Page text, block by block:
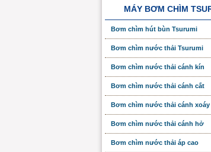
MÁY BƠM CHÌM
Bơm chìm hút bùn Tsurumi
Bơm chìm nước thải Tsurumi
Bơm chìm nước thải cánh kín
Bơm chìm nước thải cánh cắt
Bơm chìm nước thải cánh xoáy
Bơm chìm nước thải cánh hở
Bơm chìm nước thải áp cao